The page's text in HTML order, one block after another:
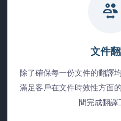
文件
除了確保每一份文件的翻譯
滿足客戶在文件時效性方面
間完成翻譯